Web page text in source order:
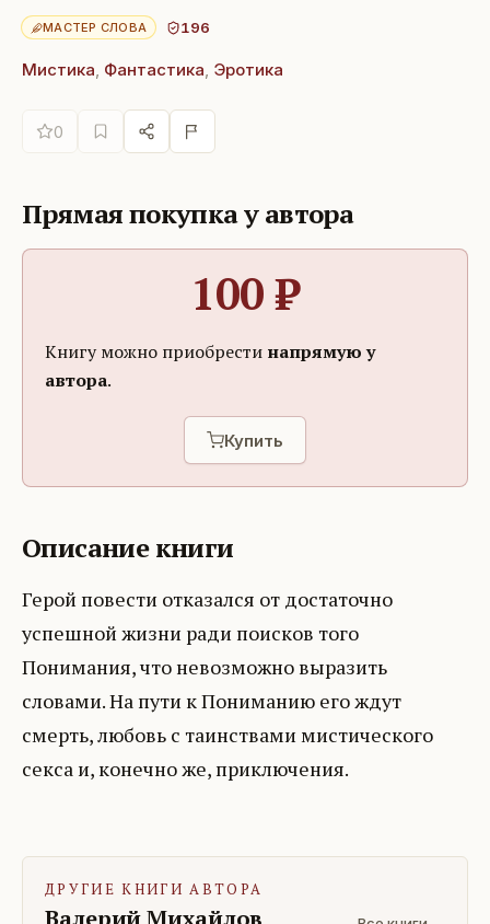
МАСТЕР СЛОВА 196
Мистика, Фантастика, Эротика
0
Прямая покупка у автора
100₽
Книгу можно приобрести напрямую у
автора.
Купить
Описание книги
Герой повести отказался от достаточно
успешной жизни ради поисков того
Понимания, что невозможно выразить
словами. На пути к Пониманию его ждут
смерть, любовь с таинствами мистического
секса и, конечно же, приключения.
ДРУГИЕ КНИГИ АВТОРА
Валерий Михайлов